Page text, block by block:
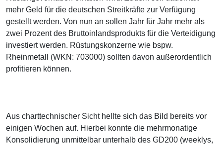
mehr Geld für die deutschen Streitkräfte zur Verfügung
gestellt werden. Von nun an sollen Jahr für Jahr mehr als
zwei Prozent des Bruttoinlandsprodukts für die Verteidigung
investiert werden. Rüstungskonzerne wie bspw.
Rheinmetall (WKN: 703000) sollten davon außerordentlich
profitieren können.
Aus charttechnischer Sicht hellte sich das Bild bereits vor
einigen Wochen auf. Hierbei konnte die mehrmonatige
Konsolidierung unmittelbar unterhalb des GD200 (weeklys,